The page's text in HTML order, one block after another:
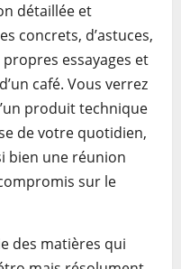
détaillée et
concrets, d’astuces,
essayages et
café. Vous verrez
produit technique
de votre quotidien,
bien une réunion
sur le
des matières qui